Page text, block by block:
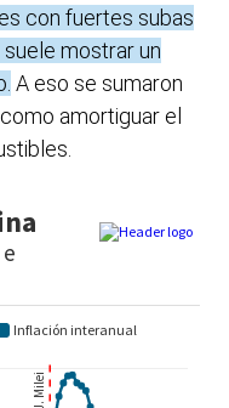
con fuertes subas
mostrar un
A eso se sumaron
amortiguar el